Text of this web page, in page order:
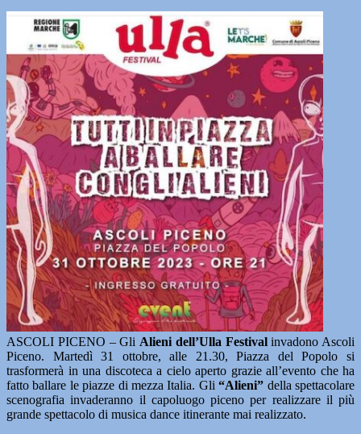
ASCOLI PICENO – Gli Alieni dell’Ulla Festivalinvadono Ascoli
Piceno. Martedì 31 ottobre, alle 21.30, Piazza del Popolo si
trasformerà in una discoteca a cielo aperto grazie all’evento che ha
fatto ballare le piazze di mezza Italia. Gli“Alieni” della spettacolare
scenografia invaderanno il capoluogo piceno per realizzare il più
grande spettacolo di musica dance itinerante mai realizzato.